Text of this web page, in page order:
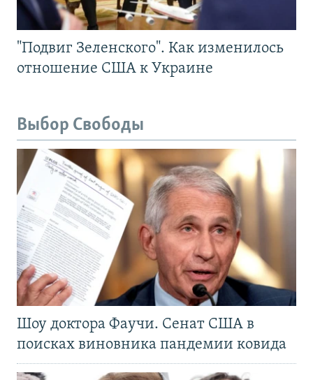
"Подвиг Зеленского". Как изменилось
отношение США к Украине
Выбор Свободы
Шоу доктора Фаучи. Сенат США в
поисках виновника пандемии ковида